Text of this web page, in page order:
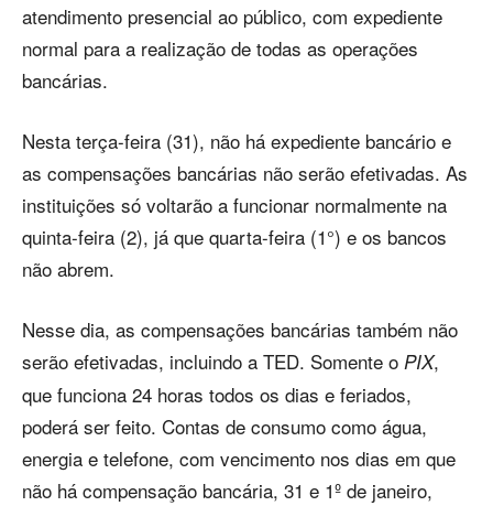
atendimento presencial ao público, com expediente
normal para a realização de todas as operações
bancárias.
Nesta terça-feira (31), não há expediente bancário e
as compensações bancárias não serão efetivadas. As
instituições só voltarão a funcionar normalmente na
quinta-feira (2), já que quarta-feira (1°) e os bancos
não abrem.
Nesse dia, as compensações bancárias também não
serão efetivadas, incluindo a TED. Somente o PIX,
que funciona 24 horas todos os dias e feriados,
poderá ser feito. Contas de consumo como água,
energia e telefone, com vencimento nos dias em que
não há compensação bancária, 31 e 1º de janeiro,